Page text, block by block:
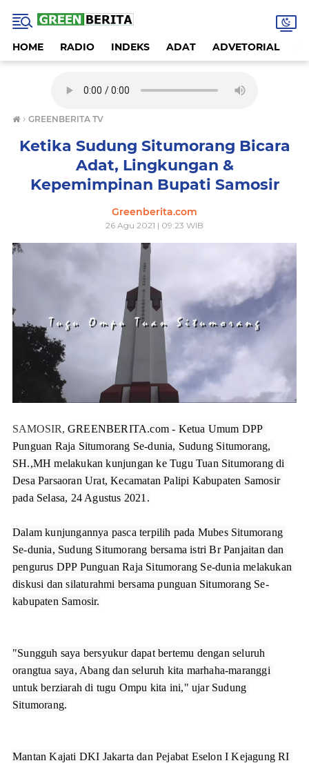
HOME RADIO INDEKS ADAT ADVETORIAL
› GREENBERITA TV
Ketika Sudung Situmorang Bicara
Adat, Lingkungan &
Kepemimpinan Bupati Samosir
Greenberita.com
26 Agu 2021 | 09:23 WIB
SAMOSIR, GREENBERITA.com - Ketua Umum DPP
Punguan Raja Situmorang Se-dunia, Sudung Situmorang,
SH.,MH melakukan kunjungan ke Tugu Tuan Situmorang di
Desa Parsaoran Urat, Kecamatan Palipi Kabupaten Samosir
pada Selasa, 24 Agustus 2021.
Dalam kunjungannya pasca terpilih pada Mubes Situmorang
Se-dunia, Sudung Situmorang bersama istri Br Panjaitan dan
pengurus DPP Punguan Raja Situmorang Se-dunia melakukan
diskusi dan silaturahmi bersama punguan Situmorang Se-
"Sungguh saya bersyukur dapat bertemu dengan seluruh
orangtua saya, Abang dan seluruh kita marhaha-maranggi
untuk berziarah di tugu Ompu kita ini," ujar Sudung
Mantan Kajati DKI Jakarta dan Pejabat Eselon I Kejagung RI